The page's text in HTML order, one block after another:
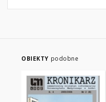
OBIEKTY podobne